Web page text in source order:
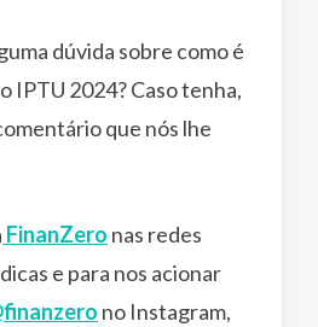
dúvida sobre como é
IPTU 2024? Caso tenha,
que nós lhe
FinanZero nas redes
e para nos acionar
no Instagram,